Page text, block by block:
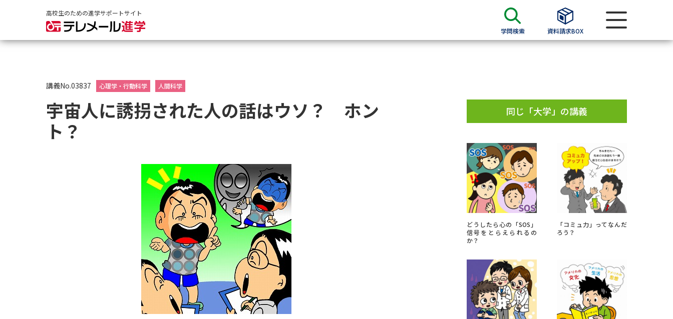
高校生のための進学サポートサイト
学問検索 資料請求BOX
大学・短大の資料種類から請求
大学入学共通テスト利用選抜の募集要項＆願書
過去問題集
留学・進学関連、塾・予備校
大学入学共通テスト「受験上の配慮案内」の請求
小学校教員資格認定試験
講義No.03837 心理学・行動科学 人間科学
宇宙人に誘拐された人の話はウソ？ ホン
ト？
同じ「大学」の講義
どうしたら心の「SOS」
信号をとらえられるの
か？
「コミュ力」ってなんだ
ろう？